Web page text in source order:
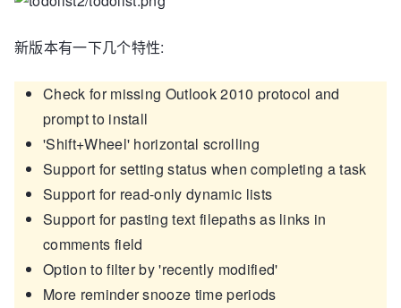
新版本有一下几个特性:
Check for missing Outlook 2010 protocol and
prompt to install
'Shift+Wheel' horizontal scrolling
Support for setting status when completing a task
Support for read-only dynamic lists
Support for pasting text filepaths as links in
comments field
Option to filter by 'recently modified'
More reminder snooze time periods